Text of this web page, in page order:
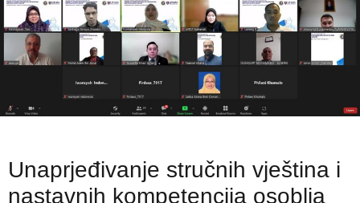
Unaprjeđivanje stručnih vještina i
nastavnih kompetencija osoblja